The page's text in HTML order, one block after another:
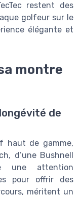
restent des
golfeur sur le
élégante et
montre
de
haut de gamme,
d’une Bushnell
une attention
pour offrir des
méritent un